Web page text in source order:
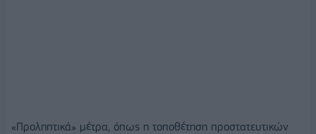
«Προληπτικά» μέτρα, όπως η τοποθέτηση προστατευτικών